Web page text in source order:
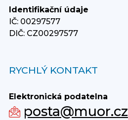
Identifikační údaje
IČ: 00297577
DIČ: CZ00297577
RYCHLÝ KONTAKT
Elektronická podatelna
posta@muor.cz